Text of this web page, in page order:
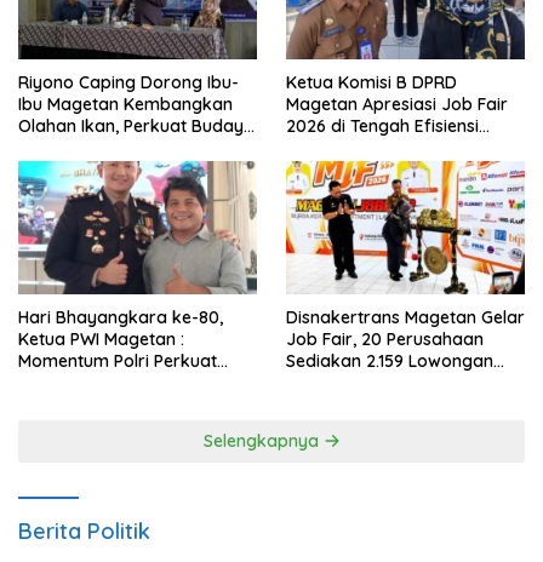
Riyono Caping Dorong Ibu-
Ibu Magetan Kembangkan
Olahan Ikan, Perkuat Budaya
Ketua Komisi B DPRD
Magetan Apresiasi Job Fair
2026 di Tengah Efisiensi
Hari Bhayangkara ke-80,
Ketua PWI Magetan :
Momentum Polri Perkuat
Disnakertrans Magetan Gelar
Job Fair, 20 Perusahaan
Sediakan 2.159 Lowongan
Selengkapnya
Berita Politik